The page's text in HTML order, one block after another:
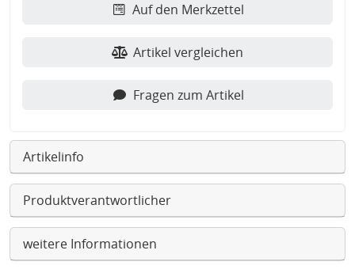
Auf den Merkzettel
Artikel vergleichen
Fragen zum Artikel
Artikelinfo
Produktverantwortlicher
weitere Informationen